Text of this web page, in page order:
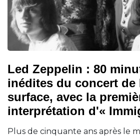
Led Zeppelin : 80
inédites du concert de
surface, avec la
interprétation d'«
Plus de cinquante ans après le